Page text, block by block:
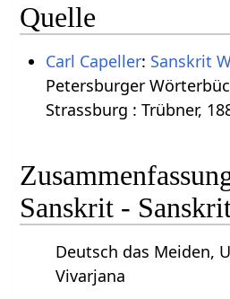
Quelle
Carl Capeller: Sanskrit
Petersburger
Strassburg : Trübner,
Sanskrit -
Deutsch das Meiden,
Vivarjana